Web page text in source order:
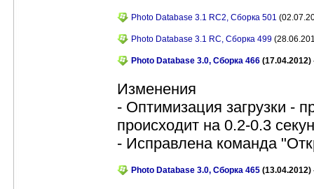
Photo Database 3.1 RC2, Сборка 501
Photo Database 3.1 RC, Сборка 499
Photo Database 3.0, Сборка 466 (17.04.2012)
Изменения
- Оптимизация загрузки -
происходит на 0.2-0.3
- Исправлена команда
Photo Database 3.0, Сборка 465 (13.04.2012)